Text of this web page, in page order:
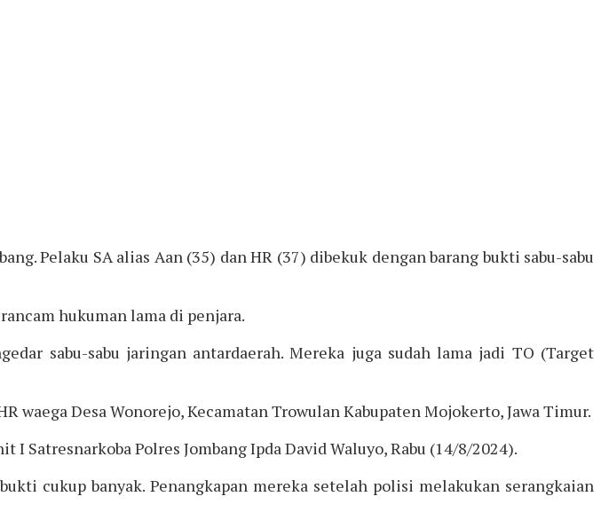
Pelaku SA alias Aan (35) dan HR (37) dibekuk dengan barang bukti sabu-sabu
hukuman lama di penjara.
sabu-sabu jaringan antardaerah. Mereka juga sudah lama jadi TO (Target
waega Desa Wonorejo, Kecamatan Trowulan Kabupaten Mojokerto, Jawa Timur.
Satresnarkoba Polres Jombang Ipda David Waluyo, Rabu (14/8/2024).
cukup banyak. Penangkapan mereka setelah polisi melakukan serangkaian